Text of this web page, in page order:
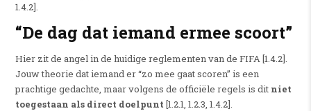
1.4.2].
“De dag dat iemand ermee scoort”
Hier zit de angel in de huidige reglementen van de FIFA [1.4.2].
Jouw theorie dat iemand er “zo mee gaat scoren” is een
prachtige gedachte, maar volgens de officiële regels is dit niet
toegestaan als direct doelpunt [1.2.1, 1.2.3, 1.4.2].